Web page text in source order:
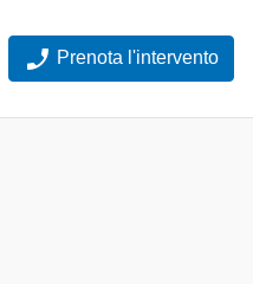
Prenota l'intervento